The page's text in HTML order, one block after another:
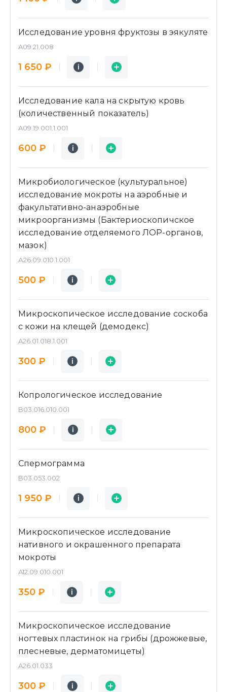
Исследование уровня фруктозы в эякуляте
A09.21.008
1 650 ₽ i
Подробнее
i
Заявка
Исследование кала на скрытую кровь
(количественный показатель)
A09.19.001.1.001
600 ₽ i
Подробнее
i
Заявка
Микробиологическое (культуральное)
исследование мокроты на аэробные и
факультативно-анаэробные
микроорганизмы (Бактериоскопичское
исследование отделяемого ЛОР-органов,
мазок)
А26.09.010.1.001
500 ₽ i
Подробнее
i
Заявка
Микроскопическое исследование соскоба
с кожи на клещей (демодекс)
A26.01.018.1.001
300 ₽ i
Подробнее
i
Заявка
Копрологическое исследование
B03.016.010.001
800 ₽ i
Подробнее
i
Заявка
Спермограмма
B03.053.002
1 950 ₽ i
Подробнее
i
Заявка
Микроскопическое исследование
нативного и окрашенного препарата
мокроты
A12.09.010.001
350 ₽ i
Подробнее
i
Заявка
Микроскопическое исследование
ногтевых пластинок на грибы (дрожжевые,
плесневые, дерматомицеты)
A26.01.033
300 ₽ i
Подробнее
i
Заявка